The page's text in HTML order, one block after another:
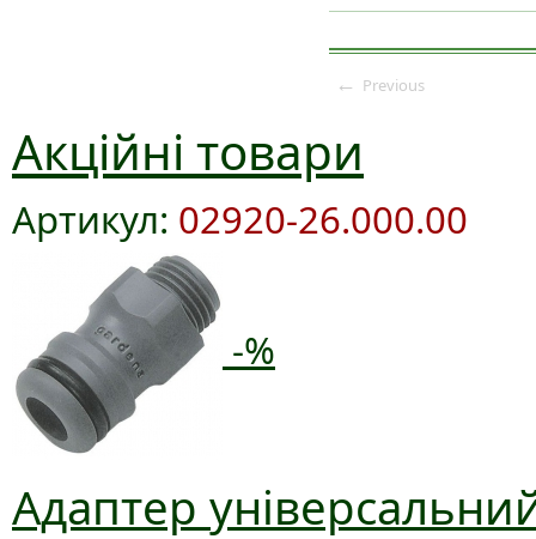
← Previous
Акційні товари
Артикул: 02920-26.000.00
-%
Адаптер